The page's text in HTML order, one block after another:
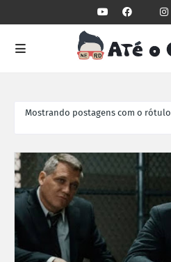
Mostrando postagens com o rótulo